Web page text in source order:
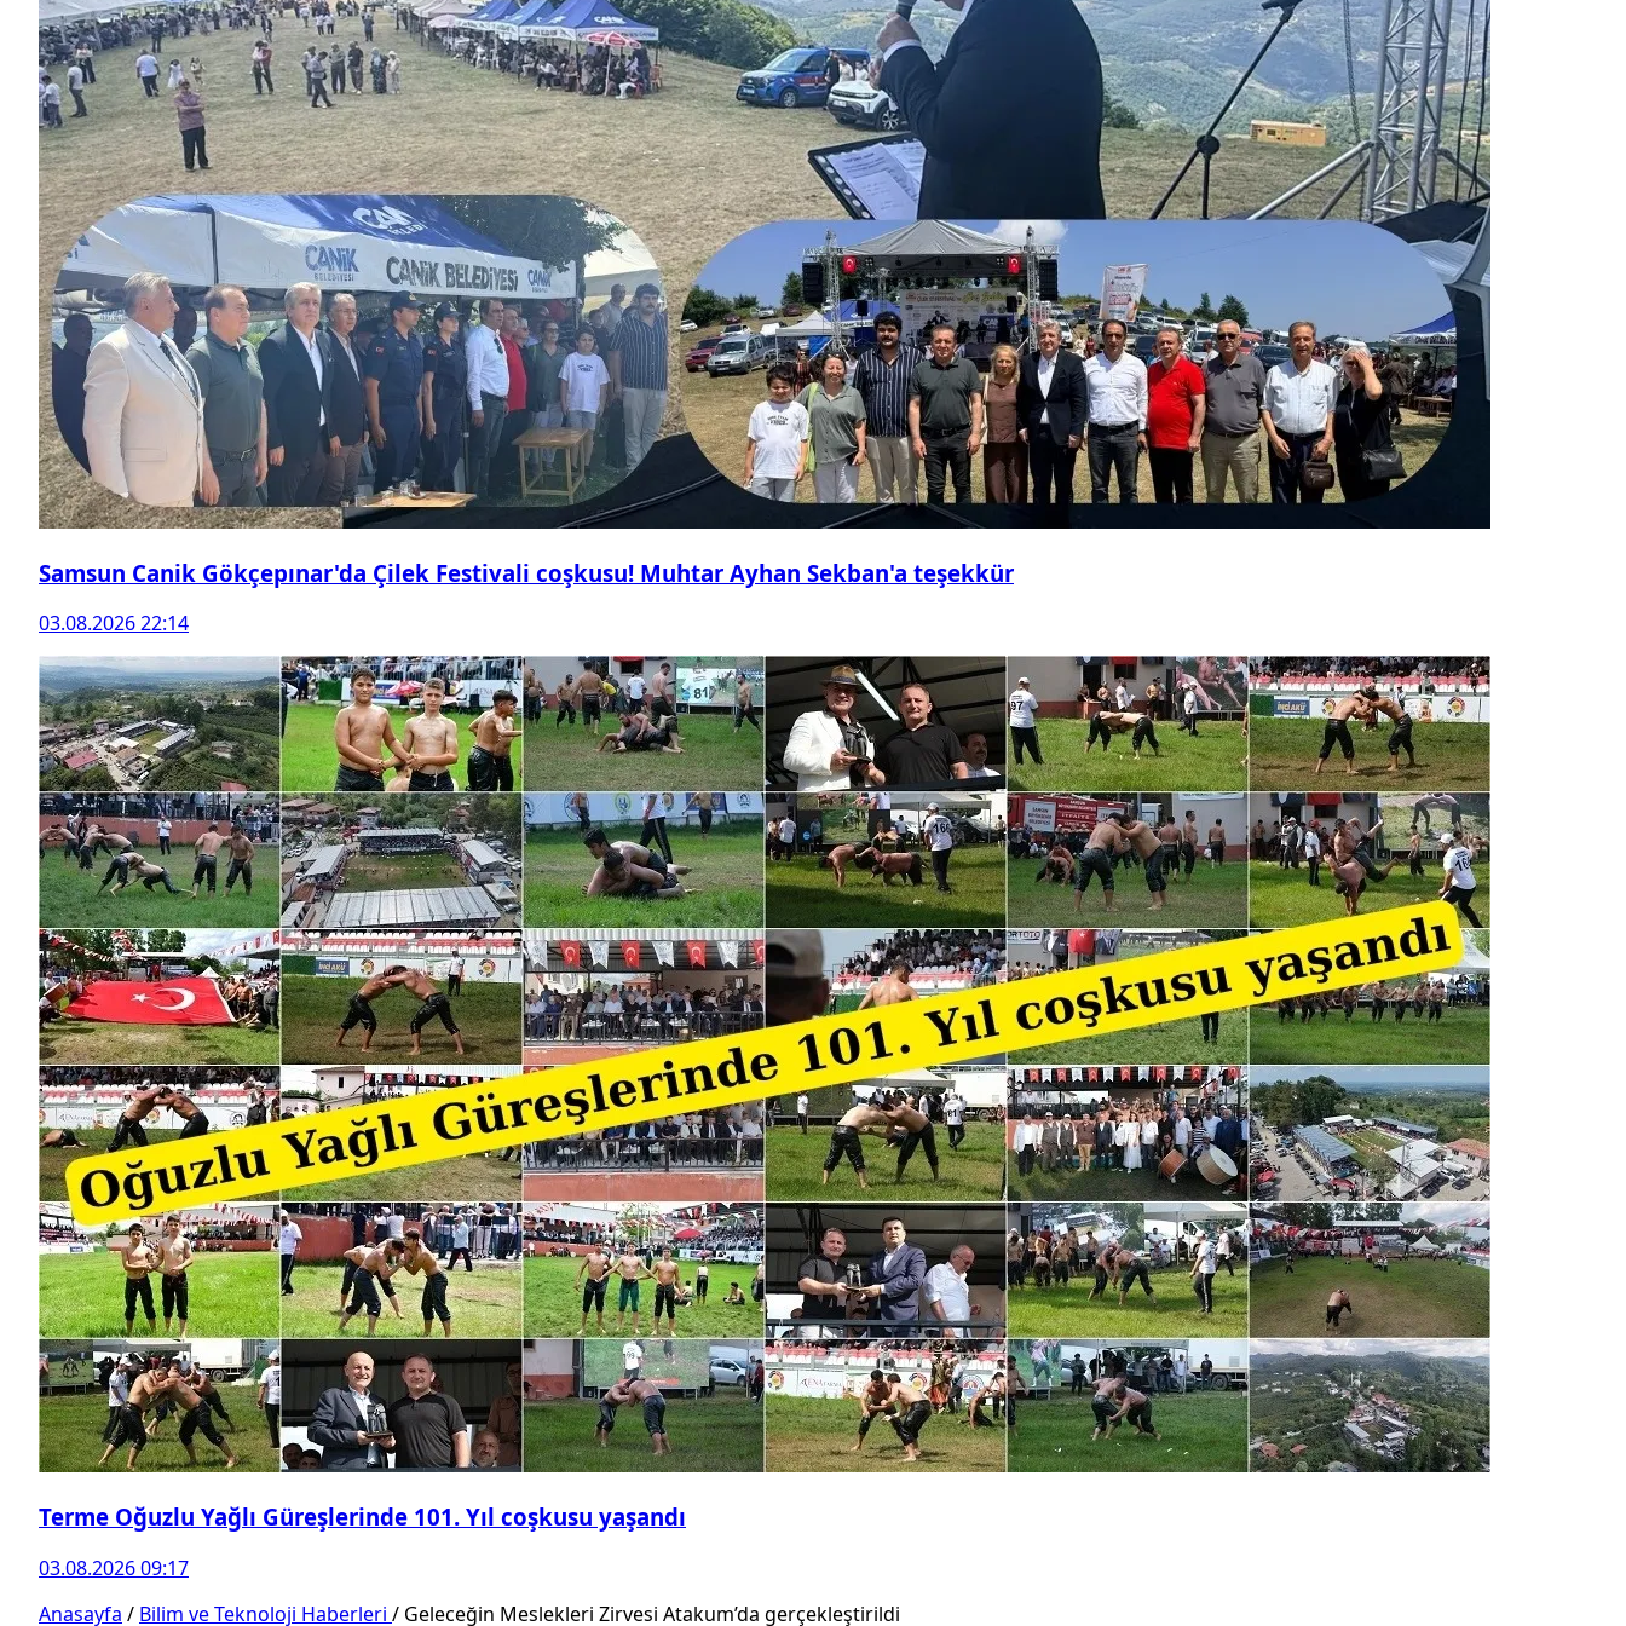
Samsun Canik Gökçepınar'da Çilek Festivali coşkusu! Muhtar Ayhan Sekban'a teşekkür
03.08.2026 22:14
Terme Oğuzlu Yağlı Güreşlerinde 101. Yıl coşkusu yaşandı
03.08.2026 09:17
Anasayfa / Bilim ve Teknoloji Haberleri / Geleceğin Meslekleri Zirvesi Atakum’da gerçekleştirildi